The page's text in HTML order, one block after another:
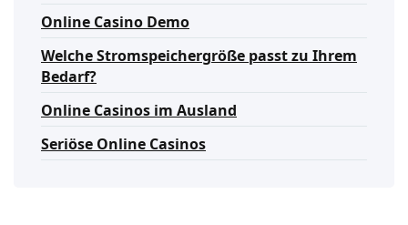
Online Casino Demo
Welche Stromspeichergröße passt zu Ihrem
Bedarf?
Online Casinos im Ausland
Seriöse Online Casinos